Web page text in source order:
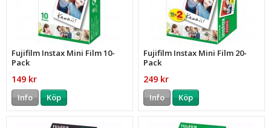
Fujifilm Instax Mini Film 10-
Pack
149 kr
Info Köp
Fujifilm Instax Mini Film 20-
Pack
249 kr
Info Köp